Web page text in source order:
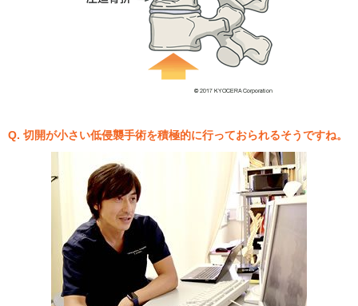
Q. 切開が小さい低侵襲手術を積極的に行っておられるそうですね。